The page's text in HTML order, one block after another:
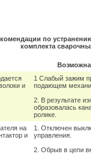
по
комплекта
и
1 Слабый зажим
подающем
2. В результате
образовалась
ролике.
на
и
1. Отключен
управления.
2. Обрыв в цепи